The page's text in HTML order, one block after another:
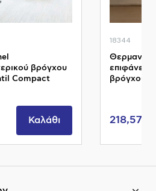
βρόγχου
Compact
Καλάθι
18344
βρόγχου
218,57€